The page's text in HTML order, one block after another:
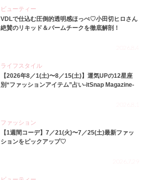
ビューティー
VDLで仕込む圧倒的透明感ほっぺ♡小田切ヒロさん
絶賛のリキッド＆バームチークを徹底解剖！
ライフスタイル
【2026年8／1(土)〜8／15(土)】運気UPの12星座
別“ファッションアイテム”占い-itSnap Magazine-
ファッション
【1週間コーデ】7／21(火)〜7／25(土)最新ファッ
ションをピックアップ♡